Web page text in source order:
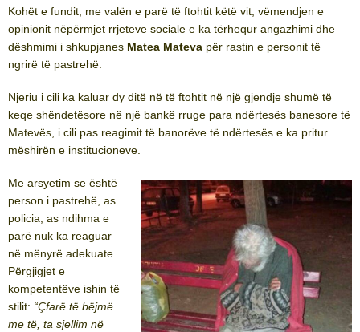
Kohët e fundit, me valën e parë të ftohtit këtë vit, vëmendjen e
opinionit nëpërmjet rrjeteve sociale e ka tërhequr angazhimi dhe
dëshmimi i shkupjanes Matea Mateva për rastin e personit të
ngrirë të pastrehë.
Njeriu i cili ka kaluar dy ditë në të ftohtit në një gjendje shumë të
keqe shëndetësore në një bankë rruge para ndërtesës banesore të
Matevës, i cili pas reagimit të banorëve të ndërtesës e ka pritur
mëshirën e institucioneve.
Me arsyetim se është
person i pastrehë, as
policia, as ndihma e
parë nuk ka reaguar
në mënyrë adekuate.
Përgjigjet e
kompetentëve ishin të
stilit: “Çfarë të bëjmë
me të, ta sjellim në